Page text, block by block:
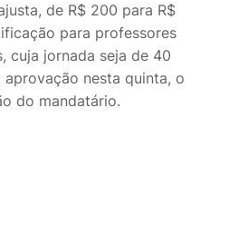
de R$ 200 para R$
para professores
cuja jornada seja de 40
aprovação nesta quinta, o
do mandatário.